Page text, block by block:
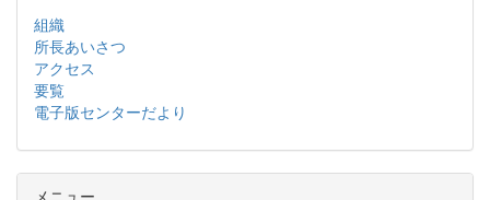
組織
所長あいさつ
アクセス
要覧
電子版センターだより
メニュー